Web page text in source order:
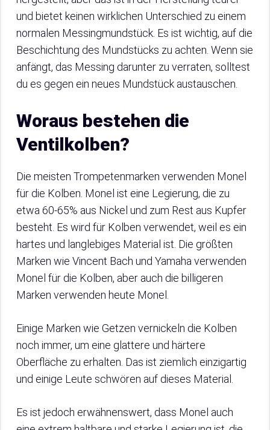
und bietet keinen wirklichen Unterschied zu einem
normalen Messingmundstück. Es ist wichtig, auf die
Beschichtung des Mundstücks zu achten. Wenn sie
anfängt, das Messing darunter zu verraten, solltest
du es gegen ein neues Mundstück austauschen.
Woraus bestehen die
Ventilkolben?
Die meisten Trompetenmarken verwenden Monel
für die Kolben. Monel ist eine Legierung, die zu
etwa 60-65% aus Nickel und zum Rest aus Kupfer
besteht. Es wird für Kolben verwendet, weil es ein
hartes und langlebiges Material ist. Die größten
Marken wie Vincent Bach und Yamaha verwenden
Monel für die Kolben, aber auch die billigeren
Marken verwenden heute Monel.
Einige Marken wie Getzen vernickeln die Kolben
noch immer, um eine glattere und härtere
Oberfläche zu erhalten. Das ist ziemlich einzigartig
und einige Leute schwören auf dieses Material.
Es ist jedoch erwähnenswert, dass Monel auch